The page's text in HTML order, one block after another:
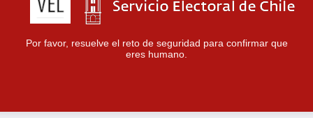
Por favor, resuelve el reto de seguridad para confirmar que
eres humano.